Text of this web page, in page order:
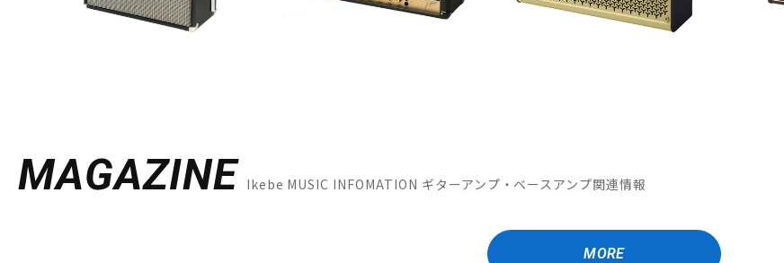
MAGAZINE Ikebe MUSIC INFOMATION ギターアンプ・ベースアンプ関連情報
MORE